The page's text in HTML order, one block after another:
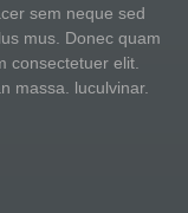
sem neque sed
mus. Donec quam
consectetuer elit.
massa. luculvinar.